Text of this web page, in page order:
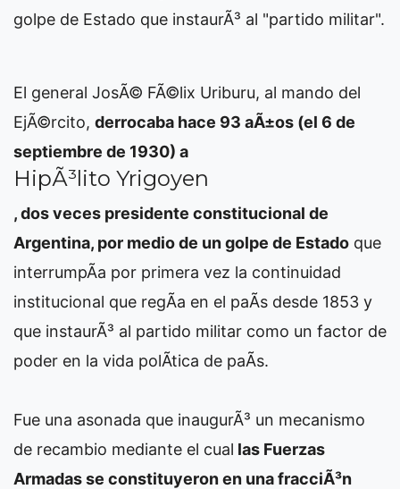
golpe de Estado que instaurÃ³ al "partido militar".
El general JosÃ© FÃ©lix Uriburu, al mando del
EjÃ©rcito, derrocaba hace 93 aÃ±os (el 6 de
septiembre de 1930) a
HipÃ³lito Yrigoyen
, dos veces presidente constitucional de
Argentina, por medio de un golpe de Estado que
interrumpÃ­a por primera vez la continuidad
institucional que regÃ­a en el paÃ­s desde 1853 y
que instaurÃ³ al partido militar como un factor de
poder en la vida polÃ­tica de paÃ­s.
Fue una asonada que inaugurÃ³ un mecanismo
de recambio mediante el cual las Fuerzas
Armadas se constituyeron en una fracciÃ³n